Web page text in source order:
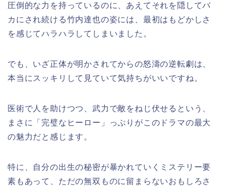
圧倒的な力を持っているのに、あえてそれを隠してバ
カにされ続ける竹内達也の姿には、最初はもどかしさ
を感じてハラハラしてしまいました。
でも、いざ正体が明かされてからの怒濤の逆転劇は、
本当にスッキリして見ていて気持ちがいいですね。
医術で人を助けつつ、武力で敵をねじ伏せるという、
まさに「完璧なヒーロー」っぷりがこのドラマの最大
の魅力だと感じます。
特に、自分の出生の秘密が暴かれていくミステリー要
素もあって、ただの無双ものに留まらないおもしろさ